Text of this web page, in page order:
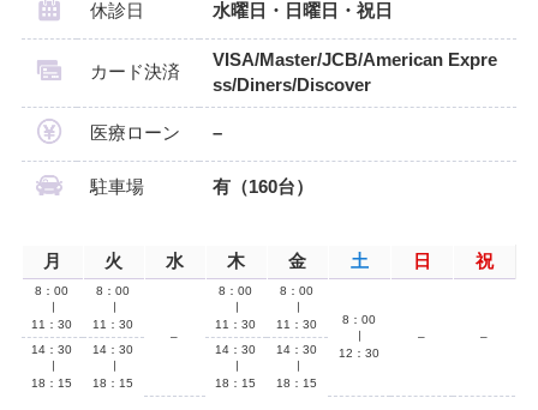
休診日 水曜日・日曜日・祝日
カード決済
VISA/Master/JCB/American Expre
ss/Diners/Discover
医療ローン –
駐車場 有（160台）
月 火 水 木 金 土 日 祝
8：00
11：30
8：00
11：30
–
8：00
11：30
8：00
11：30
8：00
12：30
–
–
14：30
18：15
14：30
18：15
14：30
18：15
14：30
18：15